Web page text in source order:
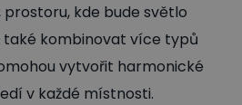
prostoru, kde bude světlo
také kombinovat více typů
vytvořit harmonické
v každé místnosti.